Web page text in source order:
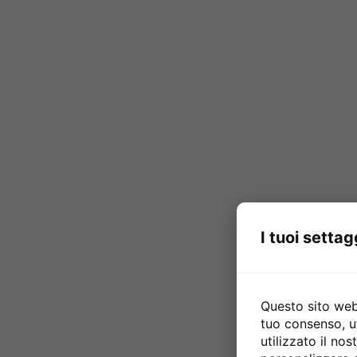
I tuoi
Questo sito
tuo consenso,
utilizzato il